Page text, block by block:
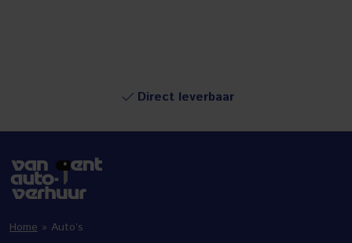
Direct leverbaar
Home » Auto’s